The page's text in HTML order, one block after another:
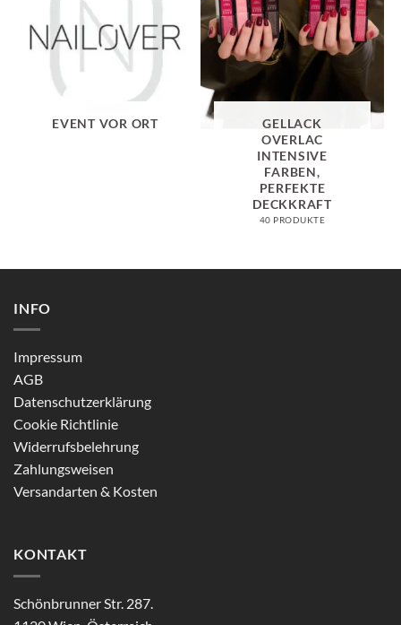
EVENT VOR ORT
GELLACK
OVERLAC
INTENSIVE
FARBEN,
PERFEKTE
DECKKRAFT
40 PRODUKTE
INFO
Impressum
AGB
Datenschutzerklärung
Cookie Richtlinie
Widerrufsbelehrung
Zahlungsweisen
Versandarten & Kosten
KONTAKT
Schönbrunner Str. 287.